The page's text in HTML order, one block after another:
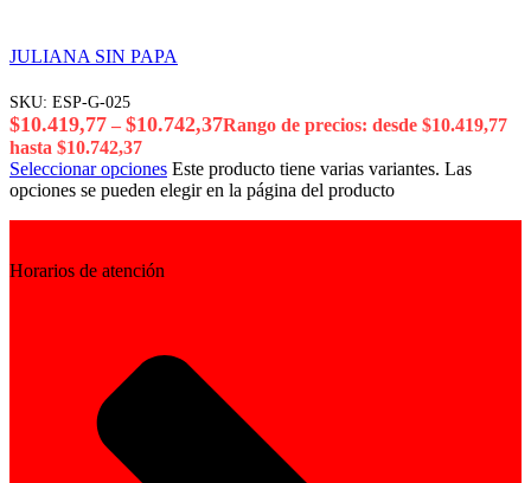
JULIANA SIN PAPA
SKU: ESP-G-025
$10.419,77 – $10.742,37Rango de precios: desde $10.419,77
hasta $10.742,37
Seleccionar opciones Este producto tiene varias variantes. Las
opciones se pueden elegir en la página del producto
Horarios de atención